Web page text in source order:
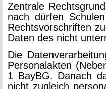
Zen­tra­le
nach dür­fen
Rechts­vor­schrif­ten
Daten des nicht
Die
Per­so­nal­ak­ten
1 BayBG. Da­nach
nicht zu­gleich